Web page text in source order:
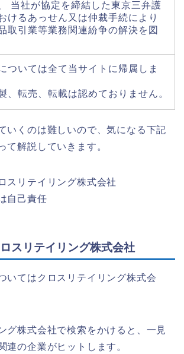
当社が協定を締結した東京三弁護
けるあっせん又は仲裁手続により
取引業等業務関連紛争の解決を図
ついては全て当サイトに帰属しま
、転売、転載は認めておりません。
いくのは難しいので、気になる下記
て解説していきます。
スリテイリング株式会社
自己責任
スリテイリング株式会社
いてはクロスリテイリング株式会
グ株式会社で検索をかけると、一見
連の企業がヒットします。